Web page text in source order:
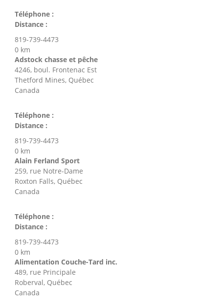
Téléphone :
Distance :
819-739-4473
0 km
Adstock chasse et pêche
4246, boul. Frontenac Est
Thetford Mines, Québec
Canada
Téléphone :
Distance :
819-739-4473
0 km
Alain Ferland Sport
259, rue Notre-Dame
Roxton Falls, Québec
Canada
Téléphone :
Distance :
819-739-4473
0 km
Alimentation Couche-Tard inc.
489, rue Principale
Roberval, Québec
Canada